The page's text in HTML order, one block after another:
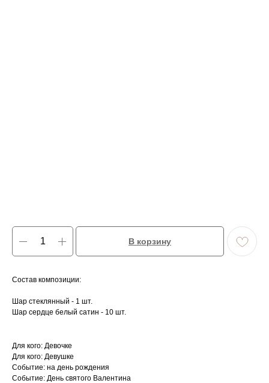
В корзину
Состав композиции:
Шар стеклянный - 1 шт.
Шар сердце белый сатин - 10 шт.
Для кого: Девочке
Для кого: Девушке
Событие: на день рождения
Событие: День святого Валентина